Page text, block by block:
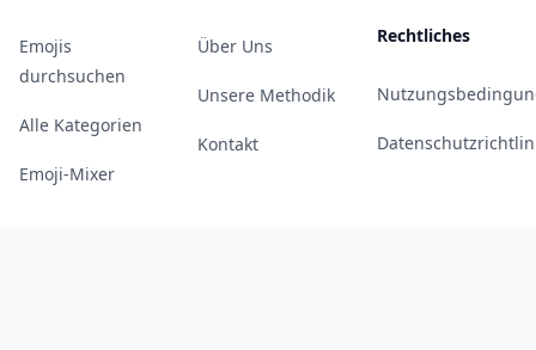
Emojis
durchsuchen
Alle Kategorien
Emoji-Mixer
Über Uns
Unsere Methodik
Kontakt
Rechtliches